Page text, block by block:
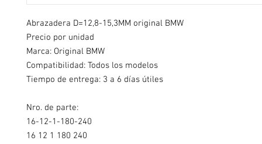
Abrazadera D=12,8-15,3MM original BMW
Precio por unidad
Marca: Original BMW
Compatibilidad: Todos los modelos
Tiempo de entrega: 3 a 6 días útiles
Nro. de parte:
16-12-1-180-240
16 12 1 180 240